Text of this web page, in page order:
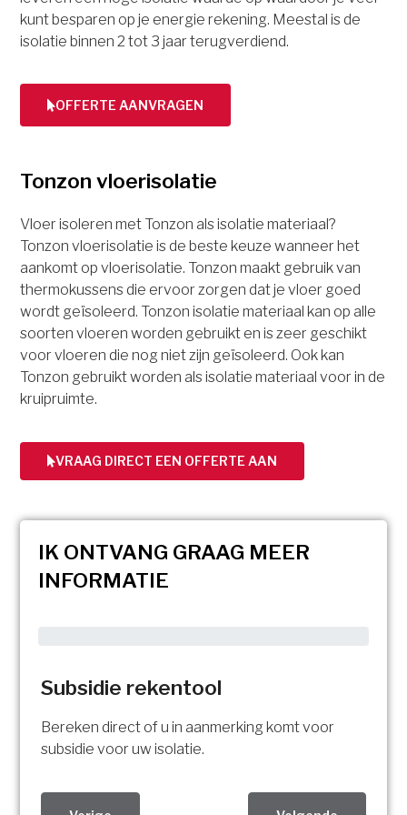
kunt besparen op je energie rekening. Meestal is de
isolatie binnen 2 tot 3 jaar terugverdiend.
OFFERTE AANVRAGEN
Tonzon vloerisolatie
Vloer isoleren met Tonzon als isolatie materiaal?
Tonzon vloerisolatie is de beste keuze wanneer het
aankomt op vloerisolatie. Tonzon maakt gebruik van
thermokussens die ervoor zorgen dat je vloer goed
wordt geïsoleerd. Tonzon isolatie materiaal kan op alle
soorten vloeren worden gebruikt en is zeer geschikt
voor vloeren die nog niet zijn geïsoleerd. Ook kan
Tonzon gebruikt worden als isolatie materiaal voor in de
kruipruimte.
VRAAG DIRECT EEN OFFERTE AAN
IK ONTVANG GRAAG MEER
INFORMATIE
Subsidie rekentool
Bereken direct of u in aanmerking komt voor
subsidie voor uw isolatie.